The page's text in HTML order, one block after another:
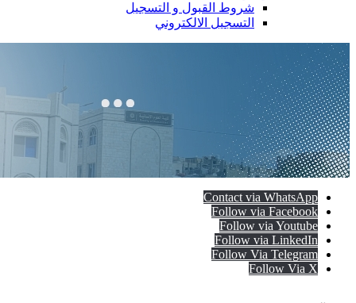
شروط القبول و التسجيل
التسجيل الالكتروني
Contact via WhatsApp
Follow via Facebook
Follow via Youtube
Follow via LinkedIn
Follow Via Telegram
Follow Via X